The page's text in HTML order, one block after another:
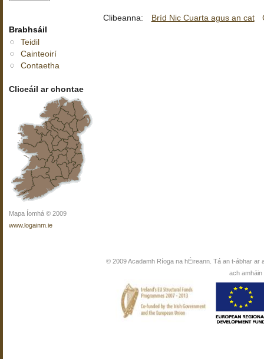
Brabhsáil
Teidil
Cainteoirí
Contaetha
Cliceáil ar chontae
Mapa Íomhá © 2009
www.logainm.ie
Clibeanna: Bríd Nic Cuarta agus an cat
© 2009 Acadamh Ríoga na hÉireann. Tá an t-ábhar ar
ach amháin